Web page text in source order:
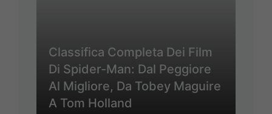
Classifica Completa Dei Film
Di Spider-Man: Dal Peggiore
Al Migliore, Da Tobey Maguire
A Tom Holland